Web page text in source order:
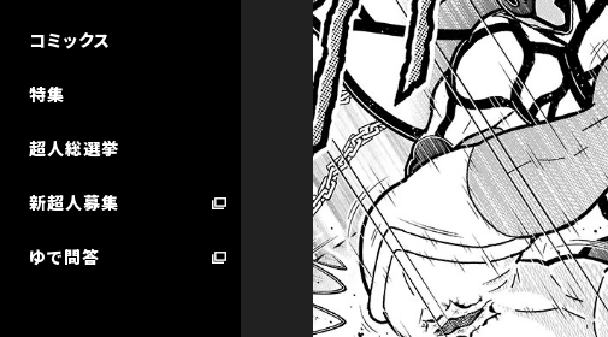
技検索
初代アニメ キン⾁マン
初代アニメ キン⾁マン キン⾁星王位争奪編
コミックス
特集
超人総選挙
新超人募集
ゆで問答